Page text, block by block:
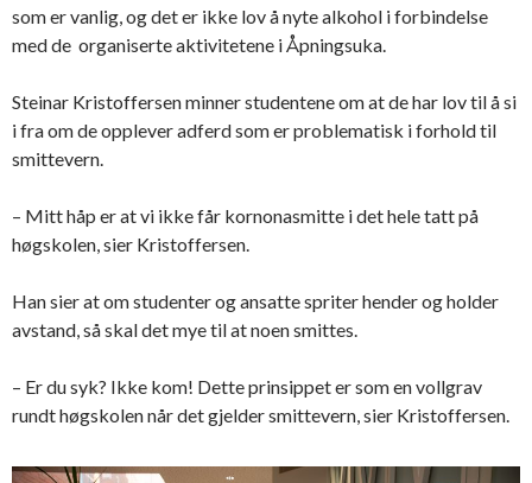
som er vanlig, og det er ikke lov å nyte alkohol i forbindelse
med de organiserte aktivitetene i Åpningsuka.
Steinar Kristoffersen minner studentene om at de har lov til å si
i fra om de opplever adferd som er problematisk i forhold til
smittevern.
– Mitt håp er at vi ikke får kornonasmitte i det hele tatt på
høgskolen, sier Kristoffersen.
Han sier at om studenter og ansatte spriter hender og holder
avstand, så skal det mye til at noen smittes.
– Er du syk? Ikke kom! Dette prinsippet er som en vollgrav
rundt høgskolen når det gjelder smittevern, sier Kristoffersen.